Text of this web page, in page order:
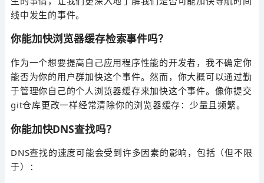
线中发生的事件。
你能加快浏览器缓存检索事件吗？
作为一个想要提高自己应用程序性能的开发者，我不确定你
能否为你的用户群加快这个事件。然而，你大概可以通过勤
于管理你自己的个人浏览器缓存来加快这个事件。像你提交
git仓库更改一样经常清除你的浏览器缓存：少量且频繁。
你能加快DNS查找吗？
DNS查找的速度可能会受到许多因素的影响，包括（但不限
于）：